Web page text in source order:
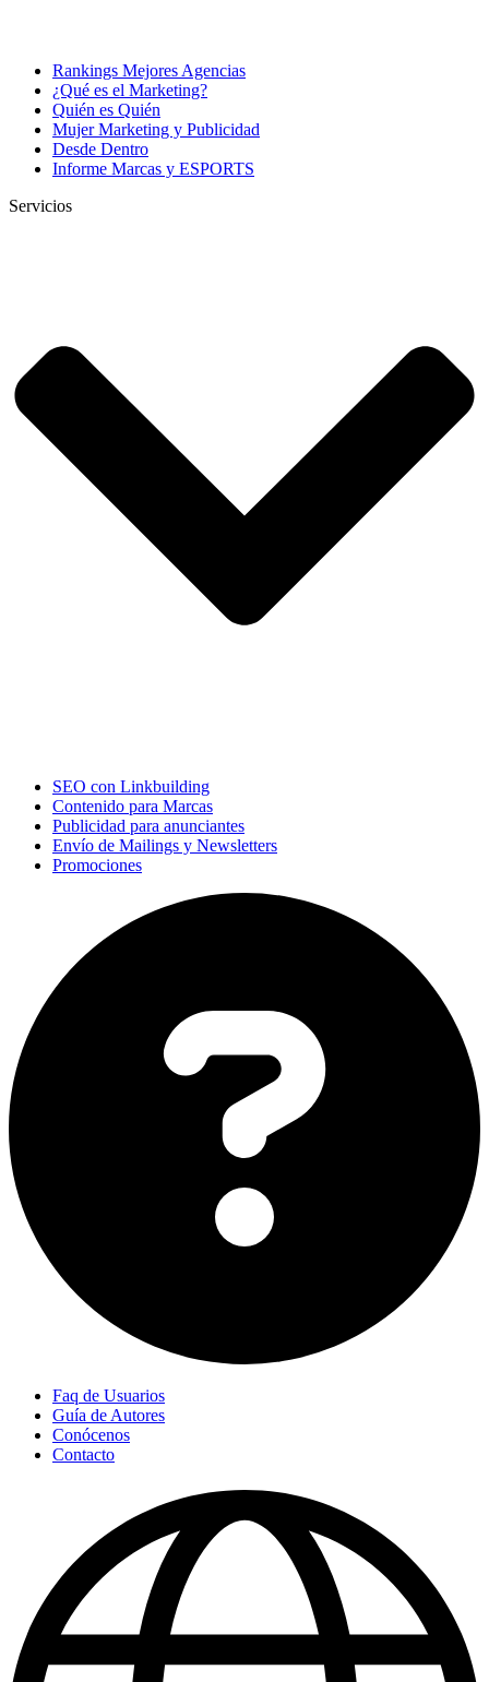
Rankings Mejores Agencias
¿Qué es el Marketing?
Quién es Quién
Mujer Marketing y Publicidad
Desde Dentro
Informe Marcas y ESPORTS
Servicios
SEO con Linkbuilding
Contenido para Marcas
Publicidad para anunciantes
Envío de Mailings y Newsletters
Promociones
Faq de Usuarios
Guía de Autores
Conócenos
Contacto